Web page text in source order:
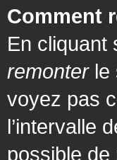
Comment
En cliquant
remonterle
voyez pas
l’intervalle
possible